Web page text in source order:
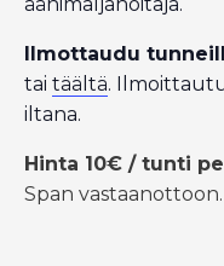
Ilmottaudu
tai täältä.
iltana.
Hinta 10€ / tunti
Span vastaanottoon.